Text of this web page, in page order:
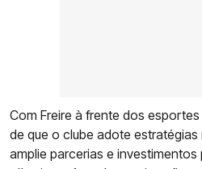
Com Freire à frente dos
de que o clube adote
amplie parcerias e